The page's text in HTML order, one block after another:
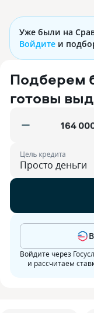
Уже были на
Войдите и
Подберем
готовы
Цель кредита
Войдите через
и рассчитаем